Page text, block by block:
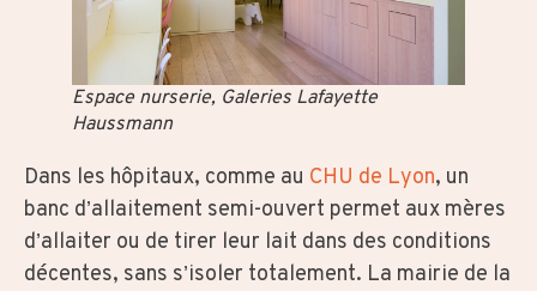
Espace nurserie, Galeries Lafayette
Haussmann
Dans les hôpitaux, comme au CHU de Lyon, un
banc d’allaitement semi-ouvert permet aux mères
d’allaiter ou de tirer leur lait dans des conditions
décentes, sans s’isoler totalement. La mairie de la